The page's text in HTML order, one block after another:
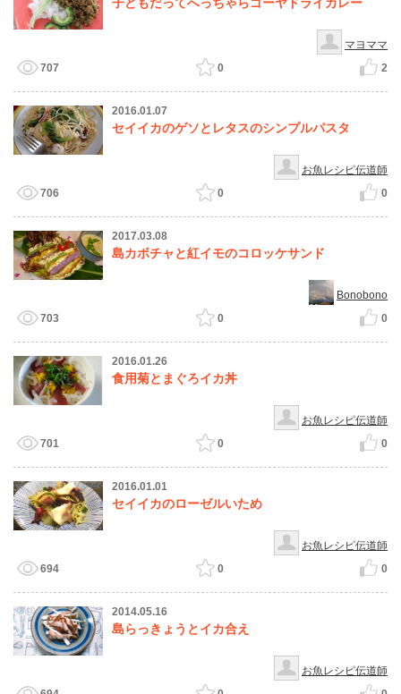
マヨママ
707
0 2
2016.01.07
セイイカのゲソとレタスのシンプルパスタ
お魚レシピ伝道師
706
0 0
2017.03.08
島カボチャと紅イモのコロッケサンド
Bonobono
703
0 0
2016.01.26
食用菊とまぐろイカ丼
お魚レシピ伝道師
701
0 0
2016.01.01
セイイカのローゼルいため
お魚レシピ伝道師
694
0 0
2014.05.16
島らっきょうとイカ合え
お魚レシピ伝道師